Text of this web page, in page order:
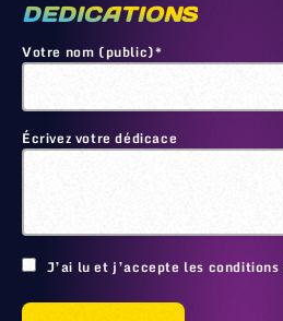
DEDICATIONS
Votre nom (public)*
Écrivez votre dédicace
J’ai lu et j’accepte les